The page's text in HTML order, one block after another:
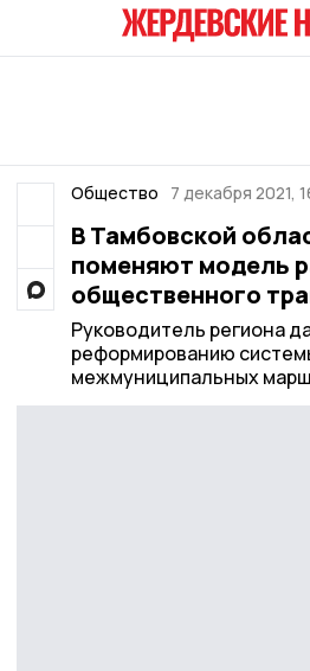
Общество 7 декабря 2021,
В Тамбовской
поменяют модель
общественного
Руководитель региона
реформированию
межмуниципальных